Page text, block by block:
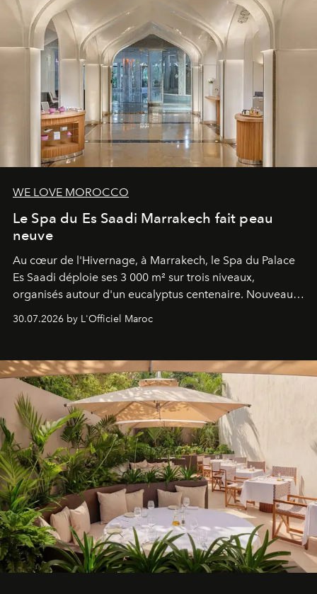
WE LOVE MOROCCO
Le Spa du Es Saadi Marrakech fait peau
neuve
Au cœur de l'Hivernage, à Marrakech, le Spa du Palace
Es Saadi déploie ses 3 000 m² sur trois niveaux,
organisés autour d'un eucalyptus centenaire. Nouveau
Lobby Bien-Être et Beauté, exclusivité mondiale en
neuro-cosmétique, parcours thermal et studio dédié au
entièreté, entre science des émotions et rituels
reposants.
30.07.2026 by L'Officiel Maroc